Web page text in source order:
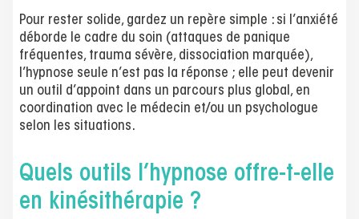
Pour rester solide, gardez un repère simple : si l’anxiété
déborde le cadre du soin (attaques de panique
fréquentes, trauma sévère, dissociation marquée),
l’hypnose seule n’est pas la réponse ; elle peut devenir
un outil d’appoint dans un parcours plus global, en
coordination avec le médecin et/ou un psychologue
selon les situations.
Quels outils l’hypnose offre-t-elle
en kinésithérapie ?